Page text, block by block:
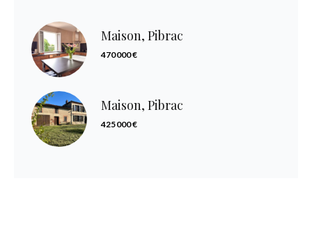
Maison, Pibrac
470 000 €
Maison, Pibrac
425 000 €